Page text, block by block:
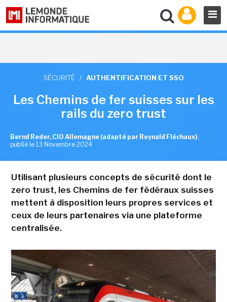
SÉCURITÉ / AUTHENTIFICATION ET SSO
Les Chemins de fer suisses sur les
rails du zero trust
Bernd Reder, CIO Allemagne (adapté par Reynald Fléchaux) ,
publié le 13 Novembre 2024
Utilisant plusieurs concepts de sécurité dont le
zero trust, les Chemins de fer fédéraux suisses
mettent à disposition leurs propres services et
ceux de leurs partenaires via une plateforme
centralisée.